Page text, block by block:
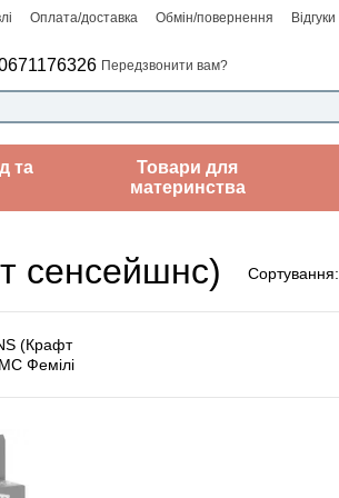
Оплата/доставка Обмін/повернення Відгуки
Передзвонити вам?
та
Товари для
материнства
сенсейшнс) Сортування: